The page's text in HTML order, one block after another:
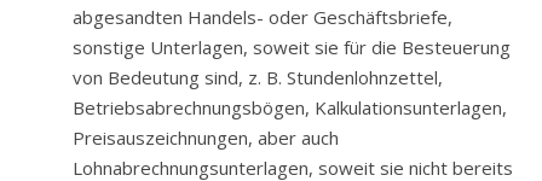
abgesandten Handels- oder Geschäftsbriefe,
sonstige Unterlagen, soweit sie für die Besteuerung
von Bedeutung sind, z. B. Stundenlohnzettel,
Betriebsabrechnungsbögen, Kalkulationsunterlagen,
Preisauszeichnungen, aber auch
Lohnabrechnungsunterlagen, soweit sie nicht bereits